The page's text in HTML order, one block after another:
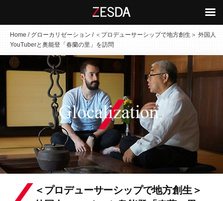
コ
ン
ン
ス
プ
Home /グローカリゼーション / ＜プロデューサーシップで地方創生＞ 外国人
YouTuberと奥能登「春蘭の里」を訪問
＜プロデューサーシップで地方創生＞